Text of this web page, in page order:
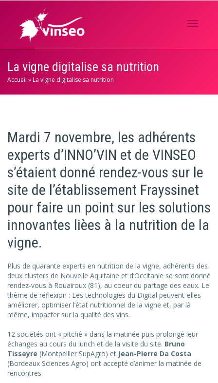
La vigne digitalise sa nutrition
Accueil »La vigne digitalise sa nutrition
Mardi 7 novembre, les adhérents
experts d’INNO’VIN et de VINSEO
s’étaient donné rendez-vous sur le
site de l’établissement Frayssinet
pour faire un point sur les solutions
innovantes lièes à la nutrition de la
vigne.
Plus de quarante experts en nutrition de la vigne, adhérents des
deux clusters de Nouvelle Aquitaine et d’Occitanie se sont donné
rendez-vous à Rouairoux (81), au coeur du partage des eaux. Le
thème de réflexion : Les technologies du Digital peuvent-elles
améliorer, optimiser l’état nutritionnel de la vigne et, par là
même, impacter sur la qualité des vins.
12 sociétés ont « pitché » dans la matinée puis prolongé leur
échanges au cours du lunch et de la visite du site. Bruno
Tisseyre (Montpellier SupAgro) et Jean-Pierre Da Costa
(Bordeaux Sciences Agro) ont accepté d’animer la matinée de
rencontres.